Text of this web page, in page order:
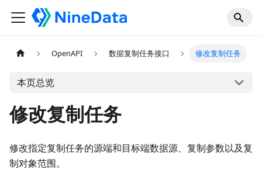
OpenAPI 数据复制任务接口 修改复制任务
本页总览
修改复制任务
修改指定复制任务的源端和目标端数据源、复制参数以及复
制对象范围。